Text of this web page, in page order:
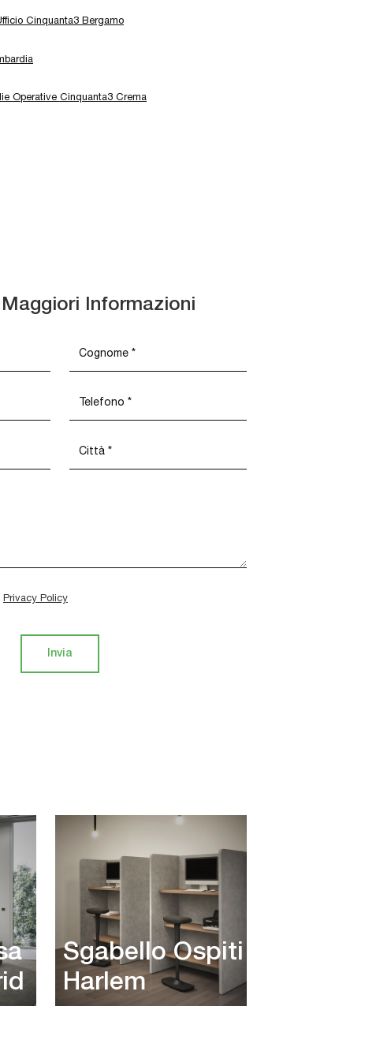
Cinquanta3 Bergamo
Operative Cinquanta3 Crema
Informazioni
Privacy Policy
Invia
Sgabello Ospiti
Harlem